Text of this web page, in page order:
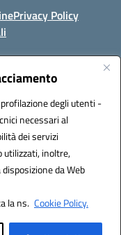
degli utenti -
necessari al
dei servizi
utilizzati, inoltre,
da Web
la ns. Cookie Policy.
Privacy Policy
SSIC80600X
S.r.l.
Italia